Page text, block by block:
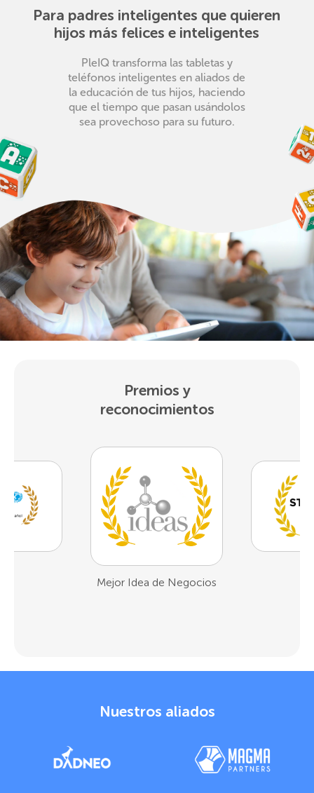
Para padres inteligentes que quieren
hijos más felices e inteligentes
PleIQ transforma las tabletas y
teléfonos inteligentes en aliados de
la educación de tus hijos, haciendo
que el tiempo que pasan usándolos
sea provechoso para su futuro.
Premios y
reconocimientos
1er Lugar Demo Day
Nuestros aliados